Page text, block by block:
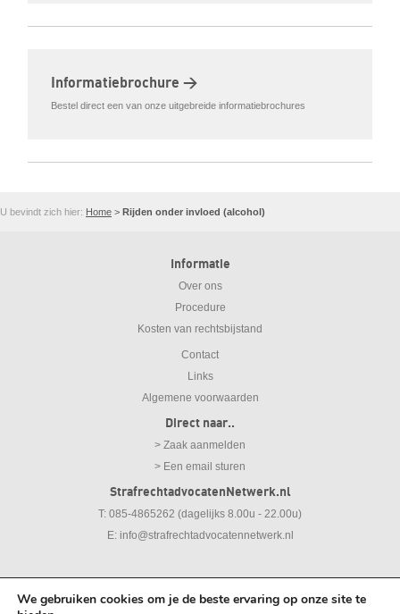
Informatiebrochure >
Bestel direct een van onze uitgebreide informatiebrochures
U bevindt zich hier: Home > Rijden onder invloed (alcohol)
Informatie
Over ons
Procedure
Kosten van rechtsbijstand
Contact
Links
Algemene voorwaarden
Direct naar..
> Zaak aanmelden
> Een email sturen
StrafrechtadvocatenNetwerk.nl
T: 085-4865262 (dagelijks 8.00u - 22.00u)
E: info@strafrechtadvocatennetwerk.nl
© 2026Strafrechtadvocaten Netwerk
We gebruiken cookies om je de beste ervaring op onze site te